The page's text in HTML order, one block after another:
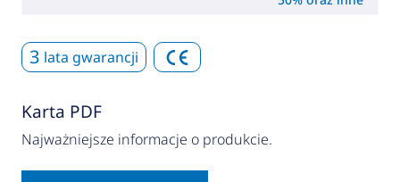
3 lata gwarancji
Karta PDF
Najważniejsze informacje o produkcie.